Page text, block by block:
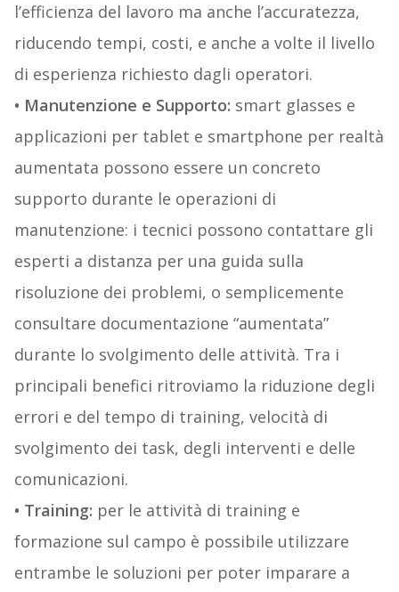
l’efficienza del lavoro ma anche l’accuratezza,
riducendo tempi, costi, e anche a volte il livello
di esperienza richiesto dagli operatori.
• Manutenzione e Supporto: smart glasses e
applicazioni per tablet e smartphone per realtà
aumentata possono essere un concreto
supporto durante le operazioni di
manutenzione: i tecnici possono contattare gli
esperti a distanza per una guida sulla
risoluzione dei problemi, o semplicemente
consultare documentazione “aumentata”
durante lo svolgimento delle attività. Tra i
principali benefici ritroviamo la riduzione degli
errori e del tempo di training, velocità di
svolgimento dei task, degli interventi e delle
comunicazioni.
• Training: per le attività di training e
formazione sul campo è possibile utilizzare
entrambe le soluzioni per poter imparare a